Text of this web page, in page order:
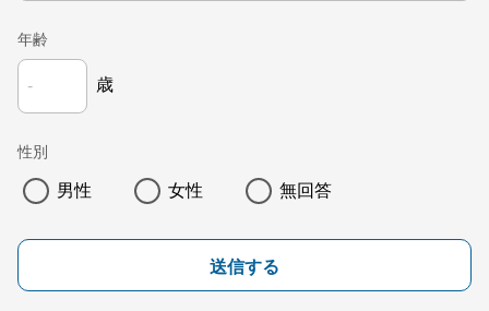
年齢
歳
性別
男性 女性 無回答
送信する